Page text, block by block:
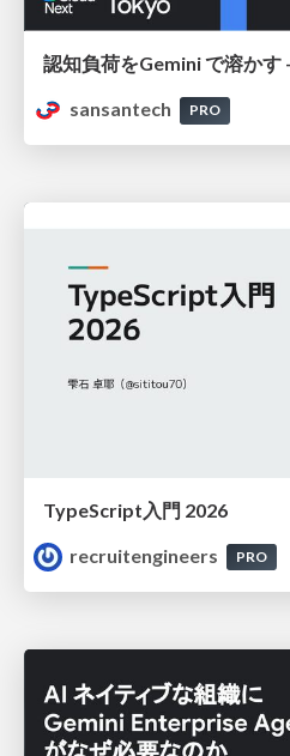
sansantech
PRO
TypeScript入門 2026
recruitengineers
PRO